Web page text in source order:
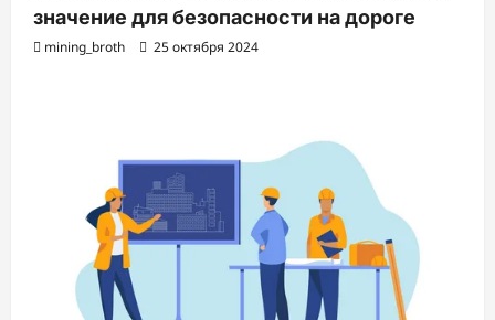
значение для безопасности на дороге
mining_broth 25 октября 2024